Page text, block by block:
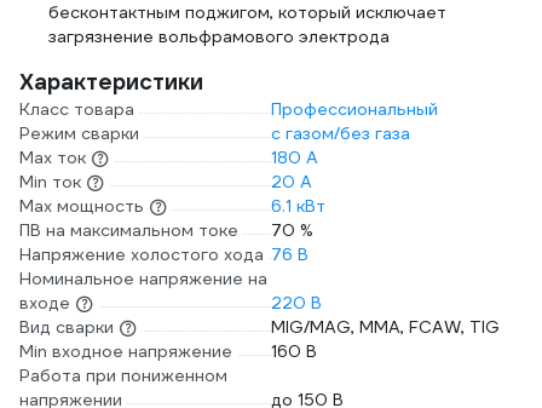
бесконтактным поджигом, который исключает
загрязнение вольфрамового электрода
Характеристики
Класс товара
Профессиональный
Режим сварки
с газом/без газа
Max ток
180 А
Min ток
20 А
Max мощность
6.1 кВт
ПВ на максимальном токе
70 %
Напряжение холостого хода 76 В
Номинальное напряжение на
входе
220 В
Вид сварки
MIG/MAG, MMA, FCAW, TIG
Min входное напряжение
160 В
Работа при пониженном
напряжении
до 150 В